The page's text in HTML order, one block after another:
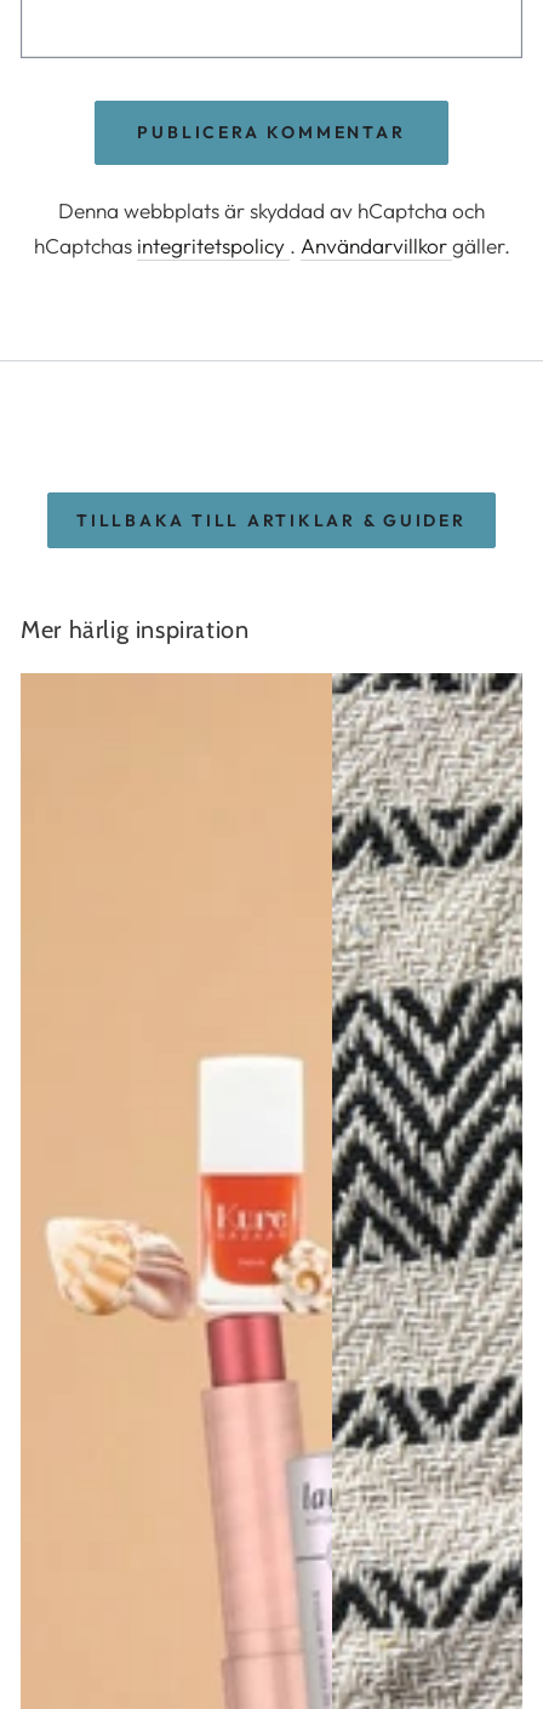
PUBLICERA KOMMENTAR
Denna webbplats är skyddad av hCaptcha och
hCaptchas integritetspolicy . Användarvillkorgäller.
TILLBAKA TILL ARTIKLAR & GUIDER
Mer härlig inspiration